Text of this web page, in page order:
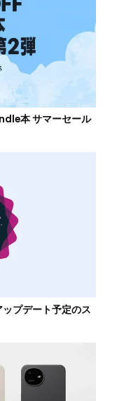
本 サマーセール
プデート予定のス